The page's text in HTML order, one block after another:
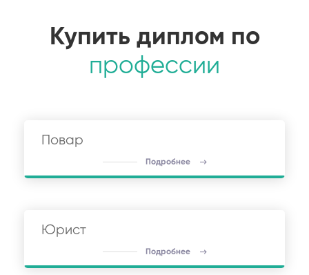
Купить диплом по
профессии
Повар
Подробнее
Юрист
Подробнее